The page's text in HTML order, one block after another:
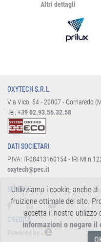
Altri dettagli
OXYTECH S.R.L
Via Vico, 54 - 20007 - Cornaredo
Tel. +39 02.93.56.32.58
DATI SOCIETARI
P.IVA: IT-08413160154 - IRI MI
oxytech@pec.it
SEGUICI:
CREDITS
Utilizziamo i cookie, anche
fruizione ottimale del sito.
accetta il nostro utilizzo
informazioni o negare il